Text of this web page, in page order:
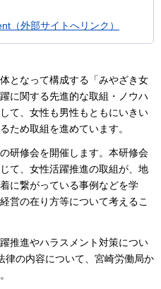
（外部サイトへリンク）
となって構成する「みやざき女
に関する先進的な取組・ノウハ
て、女性も男性もともにいきい
ため取組を進めています。
研修会を開催します。本研修会
て、女性活躍推進の取組が、地
に繋がっている事例などを学
営の在り方等について考えるこ
推進やハラスメント対策につい
律の内容について、宮崎労働局か